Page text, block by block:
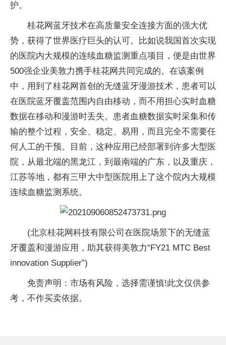
护。
桂花网蓝牙技术在高质量安全连接方面的强大优
势，获得了世界医疗巨头的认可。比如说我国首次实现
的医院内大规模的连续血糖监测重点项目，便是由世界
500强企业美敦力携手桂花网共同完成的。在该案例
中，用到了桂花网首创的无缝蓝牙漫游技术，患者可以
在医院蓝牙覆盖范围内自由移动，而不用担心实时血糖
数据在移动和漫游时丢失。患者血糖数据实时采集和传
输的整个过程，安全、稳定、易用，而且完全不需要任
何人工的干预。目前，这种应用已经部署到许多大型医
院，从最北端的黑龙江，到最南端的广东，以及重庆，
江苏等地，都有三甲大中型医院用上了这个院内大规模
连续血糖监测系统。
(北京桂花网科技有限公司在医院场景下的无缝蓝
牙覆盖和漫游应用，助其获得美敦力“FY21 MTC Best
innovation Supplier”)
免责声明：市场有风险，选择需谨慎!此文仅供参
考，不作买卖依据。